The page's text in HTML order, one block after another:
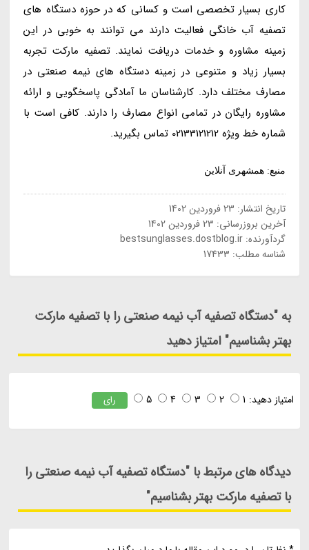
کاری بسیار تخصصی است و کسانی که در حوزه دستگاه های
تصفیه آب خانگی فعالیت دارند می توانند به خوبی در این
زمینه مشاوره و خدمات دریافت نمایند. تصفیه مارکت تجربه
بسیار زیاد و متنوعی در زمینه دستگاه های نیمه صنعتی در
مصارف مختلف دارد. کارشناسان ما آمادگی پاسخگویی و ارائه
مشاوره رایگان در تمامی انواع مصارف را دارند. کافی است با
شماره خط ویژه 02133121212 تماس بگیرید.
منبع: همشهری آنلاین
تاریخ انتشار: 23 فروردین 1402
آخرین بروزرسانی: 23 فروردین 1402
گردآورنده:bestsunglasses.dostblog.ir
شناسه مطلب: 17433
به "دستگاه تصفیه آب نیمه صنعتی را با تصفیه مارکت
بهتر بشناسیم" امتیاز دهید
امتیاز دهید: 1
2
3
4
5 رای
دیدگاه های مرتبط با "دستگاه تصفیه آب نیمه صنعتی را
با تصفیه مارکت بهتر بشناسیم"